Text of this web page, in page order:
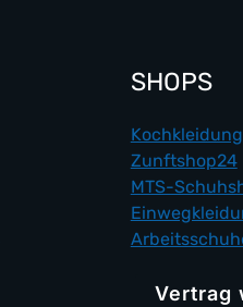
SHOPS
Zunftshop24
MTS-
Vertrag